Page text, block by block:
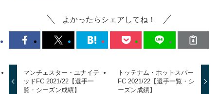
よかったらシェアしてね！
マンチェスター・ユナイテ
ッドFC 2021/22【選手一
覧・シーズン成績】
トッテナム・ホットスパー
FC 2021/22【選手一覧・シ
ーズン成績】